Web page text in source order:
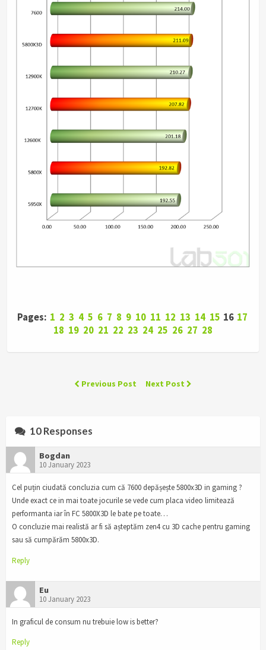
Pages: 1 2 3 4 5 6 7 8 9 10 11 12 13 14 15 16 17
18 19 20 21 22 23 24 25 26 27 28
Previous Post Next Post
10 Responses
Bogdan
10 January 2023
Cel puțin ciudată concluzia cum că 7600 depășește 5800x3D in gaming ?
Unde exact ce in mai toate jocurile se vede cum placa video limitează
performanta iar în FC 5800X3D le bate pe toate…
O concluzie mai realistă ar fi să așteptăm zen4 cu 3D cache pentru gaming
sau să cumpărăm 5800x3D.
Reply
Eu
10 January 2023
In graficul de consum nu trebuie low is better?
Reply